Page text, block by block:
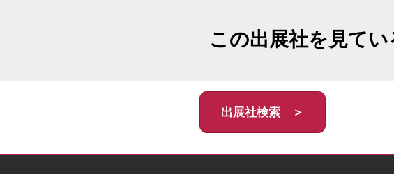
この出展社を見て
出展社検索 ＞